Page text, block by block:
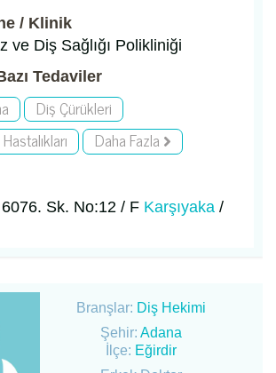
/ Klinik
ve Diş Sağlığı Polikliniği
Tedaviler
Diş Çürükleri
Daha Fazla
Sk. No:12 / F Karşıyaka /
Branşlar: Diş Hekimi
Şehir:Adana
İlçe: Eğirdir